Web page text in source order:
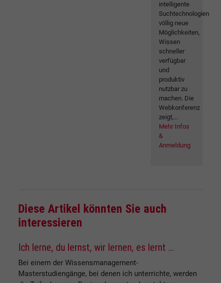
intelligente
Suchtechnologien
völlig neue
Möglichkeiten,
Wissen
schneller
verfügbar
und
produktiv
nutzbar zu
machen. Die
Webkonferenz
zeigt,...
Mehr Infos
&
Anmeldung
Diese Artikel könnten Sie auch
interessieren
Ich lerne, du lernst, wir lernen, es lernt ...
Bei einem der Wissensmanagement-
Masterstudiengänge, bei denen ich unterrichte, werden